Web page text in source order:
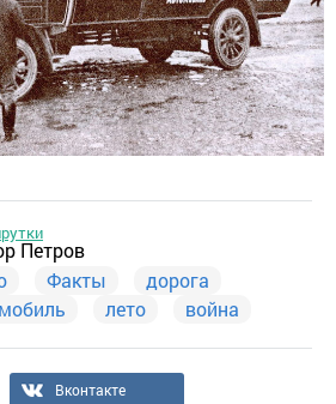
Петров
Факты
дорога
лето война
Вконтакте